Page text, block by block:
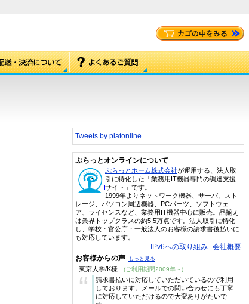
Tweets by platonline
ぷらっとオンラインについて
ぷらっとホーム株式会社が運用する、法人取
引に特化した「業務用IT機器専門の調達支援
サイト」です。
1999年よりネットワーク機器、サーバ、スト
レージ、パソコン周辺機器、PCパーツ、ソフトウェ
ア、ライセンスなど、業務用IT機器中心に販売。品揃え
は業界トップクラスの約5.5万点です。法人取引に特化
し、学校・官公庁・一般法人のお客様の請求書後払いに
も対応しています。
IPv6への取り組み 会社概要
お客様からの声 もっと見る
東京大学/K様 (ご利用期間2009年～)
“
請求書払いに対応していただいているので利用
しております。メールでの問い合わせにも丁寧
に対応していただけるので大変ありがたいで